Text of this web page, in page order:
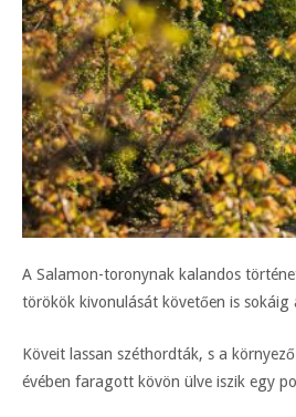
A Salamon-toronynak kalandos
törökök kivonulását követően is sokáig
Köveit lassan széthordták, s a
évében faragott kövön ülve iszik egy